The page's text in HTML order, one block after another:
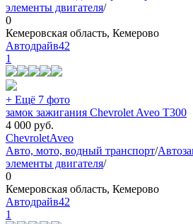
элементы двигателя/
0
Кемеровская область, Кемерово
Автодрайв42
1
+ Ещё 7 фото
замок зажигания Chevrolet Aveo T300
4 000 руб.
ChevroletAveo
Авто, мото, водный транспорт/
элементы двигателя/
0
Кемеровская область, Кемерово
Автодрайв42
1